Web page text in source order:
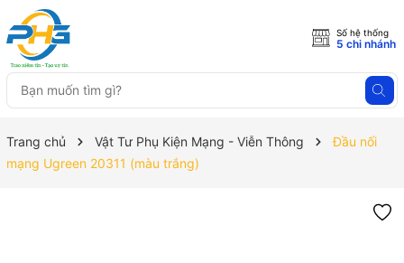
Số hệ thống
5 chi nhánh
Trang chủ Vật Tư Phụ Kiện Mạng - Viễn Thông
Đầu nối
mạng Ugreen 20311 (màu trắng)